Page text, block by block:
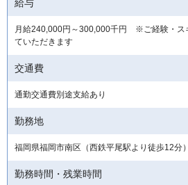
給与
月給240,000円～300,000千円 ※ご経験・ス
ていただきます
交通費
通勤交通費別途支給あり
勤務地
福岡県福岡市南区（西鉄平尾駅より徒歩12分）
勤務時間・残業時間